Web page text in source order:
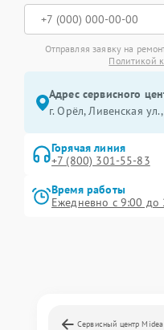
Отправляя заявку на
Политикой
Адрес сервисного
г. Орёл, Ливенская
Горячая линия
+7 (800) 301-55-83
Время работы
Ежедневно с 9:00 до
Сервисный центр Midea